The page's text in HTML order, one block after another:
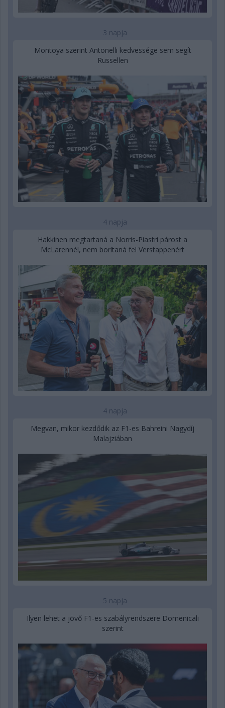
3 napja
Montoya szerint Antonelli kedvessége sem segít
Russellen
4 napja
Hakkinen megtartaná a Norris-Piastri párost a
McLarennél, nem borítaná fel Verstappenért
4 napja
Megvan, mikor kezdődik az F1-es Bahreini Nagydíj
Malajziában
5 napja
Ilyen lehet a jövő F1-es szabályrendszere Domenicali
szerint